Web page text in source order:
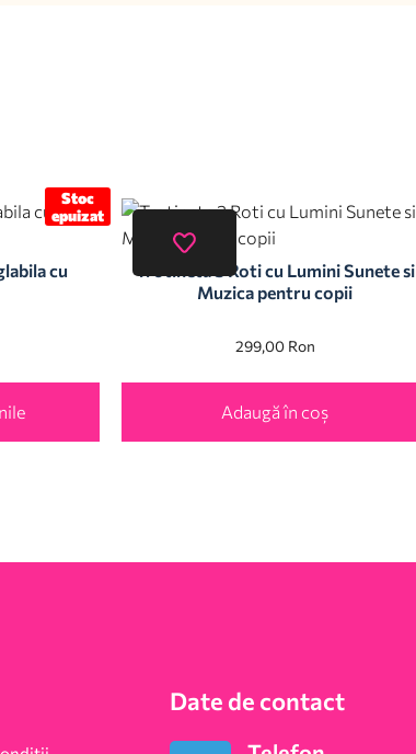
Stoc
epuizat
cu
Trotineta 3 Roti cu Lumini Sunete si
Muzica pentru copii
299,00 Ron
Adaugă în coș
Date de contact